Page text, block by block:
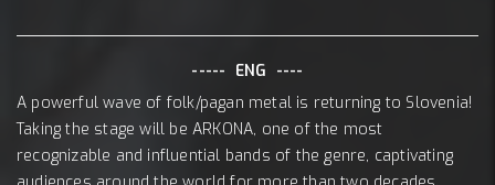
----- ENG ----
A powerful wave of folk/pagan metal is returning to Slovenia!
Taking the stage will be ARKONA, one of the most
recognizable and influential bands of the genre, captivating